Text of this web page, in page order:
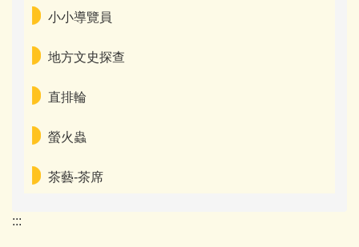
場地租借資訊
資訊組
教師諮商輔導支持系統服務
小小導覽員
地方文史探查
直排輪
螢火蟲
茶藝-茶席
:::